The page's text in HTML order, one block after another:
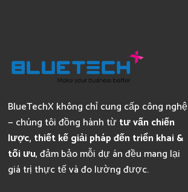
BlueTechX không chỉ cung cấp công nghệ
— chúng tôi đồng hành từtư vấn chiến
lược, thiết kế giải pháp đến triển khai &
tối ưu, đảm bảo mỗi dự án đều mang lại
giá trị thực tế và đo lường được.